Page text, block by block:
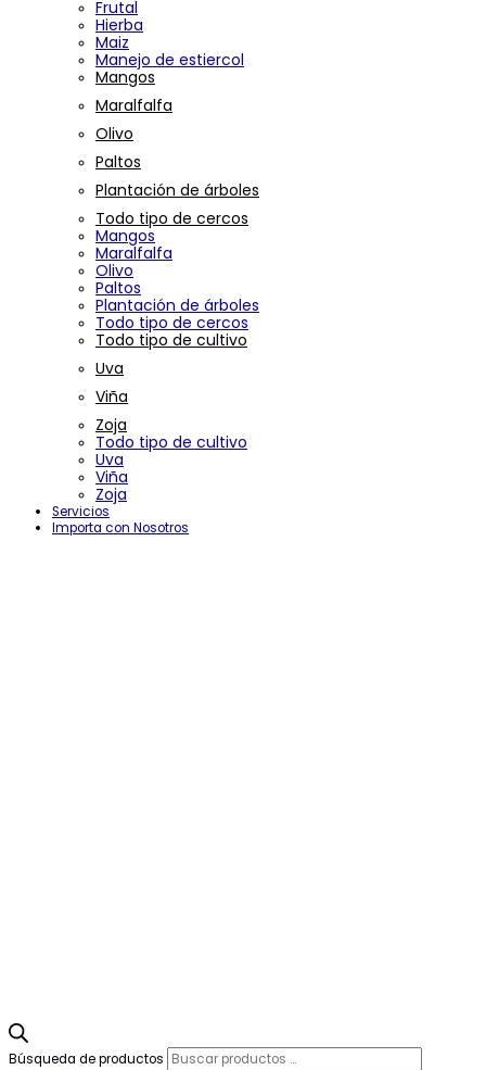
Frutal
Hierba
Maiz
Manejo de estiercol
Mangos
Maralfalfa
Olivo
Paltos
Plantación de árboles
Todo tipo de cercos
Mangos
Maralfalfa
Olivo
Paltos
Plantación de árboles
Todo tipo de cercos
Todo tipo de cultivo
Uva
Viña
Zoja
Todo tipo de cultivo
Uva
Viña
Zoja
Servicios
Importa con Nosotros
Búsqueda de productos